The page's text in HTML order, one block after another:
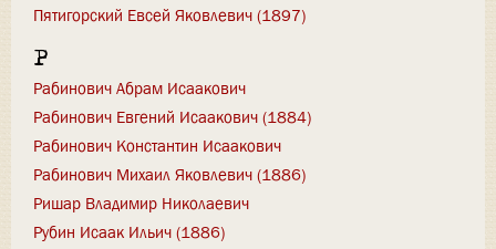
Пятигорский Евсей Яковлевич (1897)
Р
Рабинович Абрам Исаакович
Рабинович Евгений Исаакович (1884)
Рабинович Константин Исаакович
Рабинович Михаил Яковлевич (1886)
Ришар Владимир Николаевич
Рубин Исаак Ильич (1886)